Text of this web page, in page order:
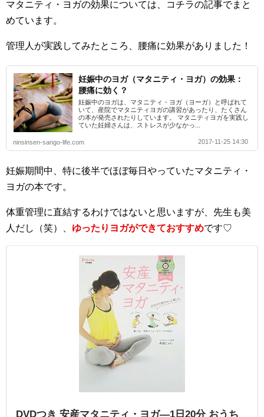
マタニティ・ヨガの効果については、コチラの記事でまと
めています。
管理人が実践してみたところ、腰痛に効果がありました！
妊娠中のヨガ（マタニティ・ヨガ）の効果：
腰痛に効く？
妊娠中のヨガは、マタニティ・ヨガ（ヨーガ）と呼ばれて
いて、産院でマタニティヨガの講習があったり、たくさん
の本が発売されたりしています。 マタニティヨガを実践し
ていた妊婦さんは、ストレスが少なかっ...
ninsinsen-sango-life.com 2017-11-25 14:30
妊娠期間中、特に後半でほぼ毎日やっていたマタニティ・
ヨガの本です。
体重管理に直結するわけではないと思いますが、先生も美
人だし（笑）、 ゆったりヨガができておすすめです♡
DVDつき 安産マタニティ・ヨガ―1日20分 おうち